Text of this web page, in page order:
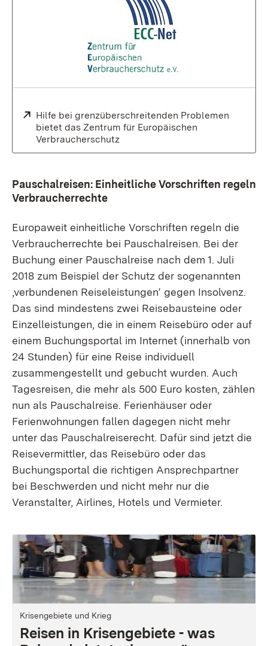
Extern:
Hilfe bei grenzüberschreitenden Problemen
bietet das Zentrum für Europäischen
Verbraucherschutz(Öffnet in neuem Fenster)
Pauschalreisen: Einheitliche Vorschriften regeln
Verbraucherrechte
Europaweit einheitliche Vorschriften regeln die
Verbraucherrechte bei Pauschalreisen. Bei der
Buchung einer Pauschalreise nach dem 1. Juli
2018 zum Beispiel der Schutz der sogenannten
‚verbundenen Reiseleistungen‘ gegen Insolvenz.
Das sind mindestens zwei Reisebausteine oder
Einzelleistungen, die in einem Reisebüro oder auf
einem Buchungsportal im Internet (innerhalb von
24 Stunden) für eine Reise individuell
zusammengestellt und gebucht wurden. Auch
Tagesreisen, die mehr als 500 Euro kosten, zählen
nun als Pauschalreise. Ferienhäuser oder
Ferienwohnungen fallen dagegen nicht mehr
unter das Pauschalreiserecht. Dafür sind jetzt die
Reisevermittler, das Reisebüro oder das
Buchungsportal die richtigen Ansprechpartner
bei Beschwerden und nicht mehr nur die
Veranstalter, Airlines, Hotels und Vermieter.
Krisengebiete und Krieg
Reisen in Krisengebiete - was